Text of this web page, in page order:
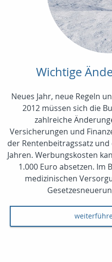
Wichtige
Neues Jahr, neue Regeln
2012 müssen sich die
zahlreiche
Versicherungen und
der Rentenbeitragssatz
Jahren. Werbungskosten
1.000 Euro absetzen. Im
medizinischen